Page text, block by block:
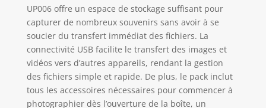
des couleurs vives
et des détails
complexes, vos
photos et vidéos
prendront vie.
Facile à utiliser, il
convient à tous les
utilisateurs Prise
UP006 offre un espace de stockage suffisant pour
capturer de nombreux souvenirs sans avoir à se
soucier du transfert immédiat des fichiers. La
connectivité USB facilite le transfert des images et
vidéos vers d’autres appareils, rendant la gestion
des fichiers simple et rapide. De plus, le pack inclut
tous les accessoires nécessaires pour commencer à
photographier dès l’ouverture de la boîte, un